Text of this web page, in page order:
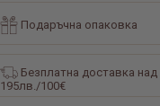
Подаръчна опаковка
Безплатна доставка над
195лв./100€